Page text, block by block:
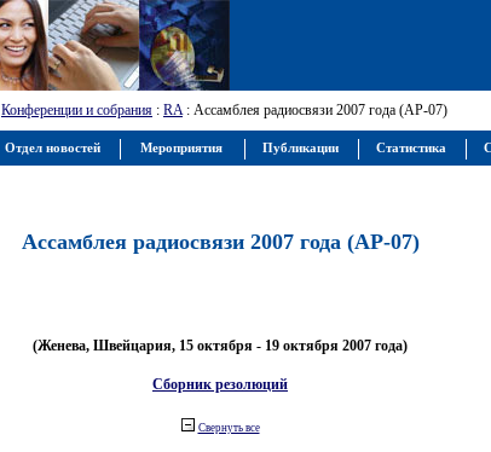
Конференции и собрания : RA: Ассамблея радиосвязи 2007 года (АР-07)
Ассамблея радиосвязи 2007 года (АР-07)
(Женева, Швейцария, 15 октября - 19 октября 2007 года)
Сборник резолюций
Свернуть все
Отдел новостей Мероприятия Публикации Статистика